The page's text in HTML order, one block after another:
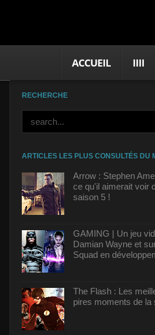
ACCUEIL IIII
RECHERCHE
ARTICLES LES PLUS CONSULTÉS DU
Arrow : Stephen
ce qu'il aimerait voir
saison 5 !
GAMING | Un jeu
Damian Wayne et
Squad en
The Flash : Les
pires moments de la